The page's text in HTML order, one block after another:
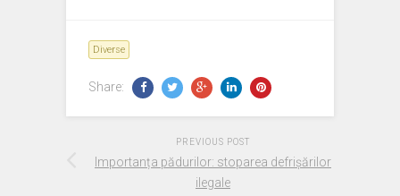
Diverse
Share:
PREVIOUS POST
Importanța pădurilor: stoparea defrișărilor
ilegale